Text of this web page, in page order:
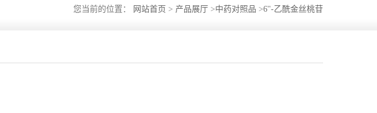
您当前的位置： 网站首页 > 产品展厅 >中药对照品 >6''-乙酰金丝桃苷